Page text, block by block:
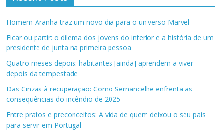
Homem-Aranha traz um novo dia para o universo Marvel
Ficar ou partir: o dilema dos jovens do interior e a história de um
presidente de junta na primeira pessoa
Quatro meses depois: habitantes [ainda] aprendem a viver
depois da tempestade
Das Cinzas à recuperação: Como Sernancelhe enfrenta as
consequências do incêndio de 2025
Entre pratos e preconceitos: A vida de quem deixou o seu país
para servir em Portugal